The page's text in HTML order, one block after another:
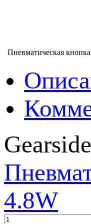
Пневматическая
Gearside
4.8W